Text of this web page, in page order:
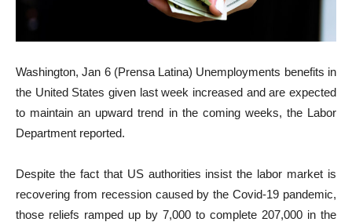
Washington, Jan 6 (Prensa Latina) Unemployments benefits in
the United States given last week increased and are expected
to maintain an upward trend in the coming weeks, the Labor
Department reported.
Despite the fact that US authorities insist the labor market is
recovering from recession caused by the Covid-19 pandemic,
those reliefs ramped up by 7,000 to complete 207,000 in the